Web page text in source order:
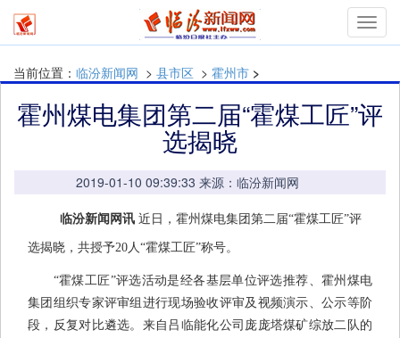
当前位置： 临汾新闻网 > 县市区 > 霍州市 >
霍州煤电集团第二届“霍煤工匠”评
选揭晓
2019-01-10 09:39:33 来源：临汾新闻网
临汾新闻网讯近日，霍州煤电集团第二届“霍煤工匠”评
选揭晓，共授予20人“霍煤工匠”称号。
“霍煤工匠”评选活动是经各基层单位评选推荐、霍州煤电
集团组织专家评审组进行现场验收评审及视频演示、公示等阶
段，反复对比遴选。来自吕临能化公司庞庞塔煤矿综放二队的